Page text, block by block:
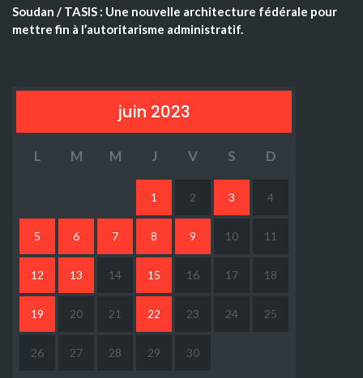
Soudan / TASIS : Une nouvelle architecture fédérale pour
mettre fin à l’autoritarisme administratif.
juin 2023
L M M J V S D
1 2 3 4
5 6 7 8 9 10 11
12 13 14 15 16 17 18
19 20 21 22 23 24 25
26 27 28 29 30